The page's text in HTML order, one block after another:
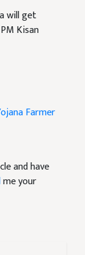
will get
Kisan
Farmer
and have
me your